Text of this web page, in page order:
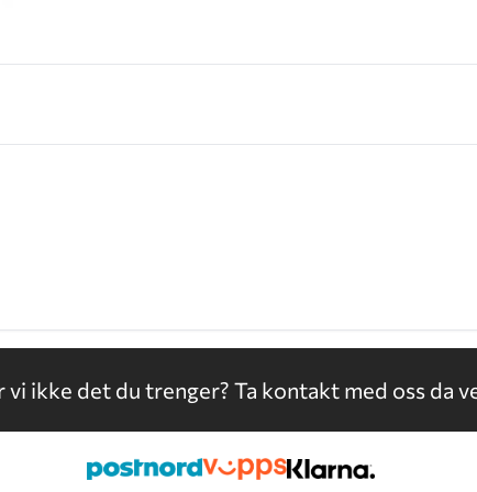
vi ikke det du trenger? Ta kontakt med oss da